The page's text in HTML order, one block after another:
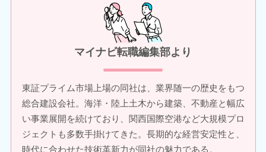
マイナビ転職編集部より
東証プライム市場上場の同社は、業界随一の歴史をもつ
総合建設会社。海洋・陸上土木から建築、不動産と幅広
い事業展開を続けており、関西国際空港など大規模プロ
ジェクトも多数手掛けてきた。長期的な経営安定性と、
時代に合わせた技術革新力が同社の魅力である。